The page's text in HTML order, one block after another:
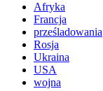
Afryka
Francja
prześladowania
Rosja
Ukraina
USA
wojna